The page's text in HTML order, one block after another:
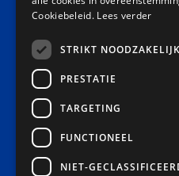
3437 CA
Telefoon:
Cookiebeleid. Lees verder
STRIKT NOODZAKELIJK
PRESTATIE
TARGETING
FUNCTIONEEL
NIET-